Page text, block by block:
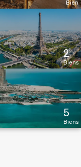
Bien
2
Biens
5
Biens